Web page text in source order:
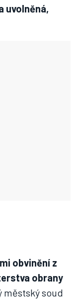
uvolněná,
obvinění z
obrany
městský soud